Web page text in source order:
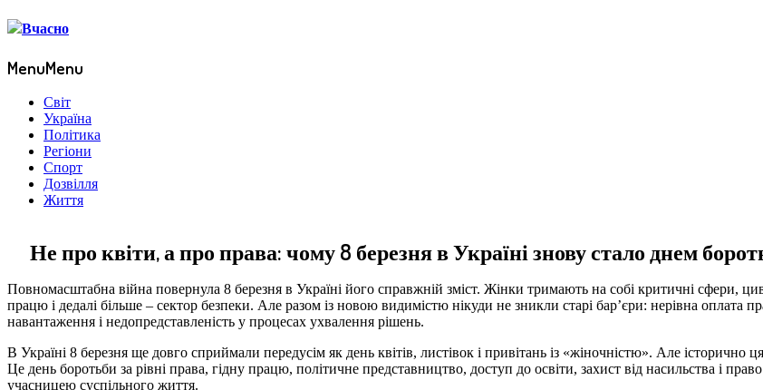
MenuMenu
Світ
Україна
Політика
Регіони
Спорт
Дозвілля
Життя
Не про квіти, а про права: чому 8 березня в Україні знову стало днем
Повномасштабна війна повернула 8 березня в Україні його справжній зміст. Жінки тримають на собі критичні сфери,
працю і дедалі більше – сектор безпеки. Але разом із новою видимістю нікуди не зникли старі бар’єри: нерівна оплата
навантаження і недопредставленість у процесах ухвалення рішень.
В Україні 8 березня ще довго сприймали передусім як день квітів, листівок і привітань із «жіночністю». Але історично
Це день боротьби за рівні права, гідну працю, політичне представництво, доступ до освіти, захист від насильства і
учасницею суспільного життя.